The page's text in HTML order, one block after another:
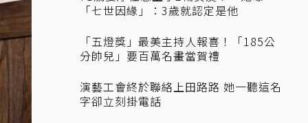
「七世因緣」：3歲就認定是他
「五燈獎」最美主持人報喜！「185公
分帥兒」要百萬名畫當賀禮
演藝工會終於聯絡上田路路 她一聽這名
字卻立刻掛電話